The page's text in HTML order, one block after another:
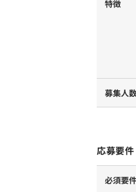
特徴
募集人
応募要件
必須要